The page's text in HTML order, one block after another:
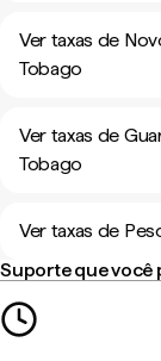
Ver taxas de
Tobago
Ver taxas de
Tobago
Ver taxas de
Suporte que você